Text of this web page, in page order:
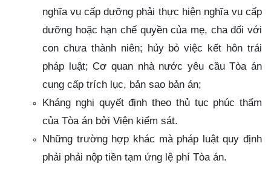
nghĩa vụ cấp dưỡng phải thực hiện nghĩa vụ cấp
dưỡng hoặc hạn chế quyền của mẹ, cha đối với
con chưa thành niên; hủy bỏ việc kết hôn trái
pháp luật; Cơ quan nhà nước yêu cầu Tòa án
cung cấp trích lục, bản sao bản án;
Kháng nghị quyết định theo thủ tục phúc thẩm
của Tòa án bởi Viện kiểm sát.
Những trường hợp khác mà pháp luật quy định
phải phải nộp tiền tạm ứng lệ phí Tòa án.